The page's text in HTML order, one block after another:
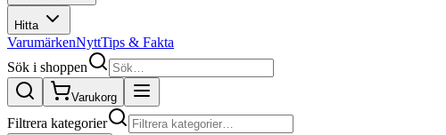
Hitta
VarumärkenNyttTips & Fakta
Sök i shoppen
Varukorg
Filtrera kategorier